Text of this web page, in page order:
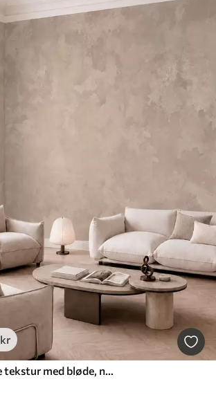
kr
Varm mandelbeige tekstur med bløde, naturlige farveovergange